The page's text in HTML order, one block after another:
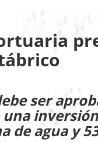
ser
de agua y